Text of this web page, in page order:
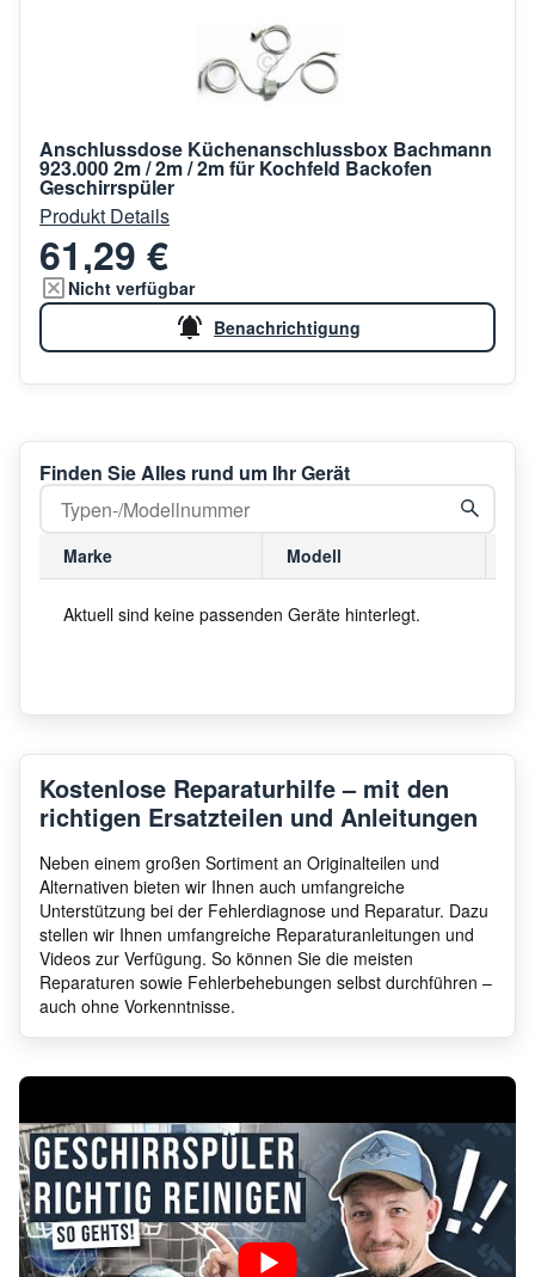
Anschlussdose Küchenanschlussbox Bachmann
923.000 2m / 2m / 2m für Kochfeld Backofen
Geschirrspüler
Produkt Details
61,29 €
Nicht verfügbar
Benachrichtigung
Finden Sie Alles rund um Ihr Gerät
Marke Modell
Aktuell sind keine passenden Geräte hinterlegt.
Kostenlose Reparaturhilfe – mit den
richtigen Ersatzteilen und Anleitungen
Neben einem großen Sortiment an Originalteilen und
Alternativen bieten wir Ihnen auch umfangreiche
Unterstützung bei der Fehlerdiagnose und Reparatur. Dazu
stellen wir Ihnen umfangreiche Reparaturanleitungen und
Videos zur Verfügung. So können Sie die meisten
Reparaturen sowie Fehlerbehebungen selbst durchführen –
auch ohne Vorkenntnisse.